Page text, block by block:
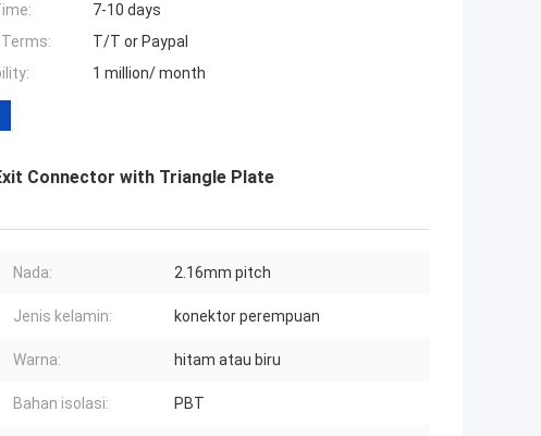
7-10 days
T/T or Paypal
1 million/ month
Connector with Triangle Plate
Nada: 2.16mm pitch
Jenis kelamin: konektor perempuan
Warna: hitam atau biru
Bahan isolasi: PBT